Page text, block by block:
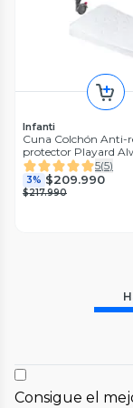
Infanti
Cuna Colchón Anti-
protector Playard
Together
5(5)
3% $209.990
$217.990
Consigue el